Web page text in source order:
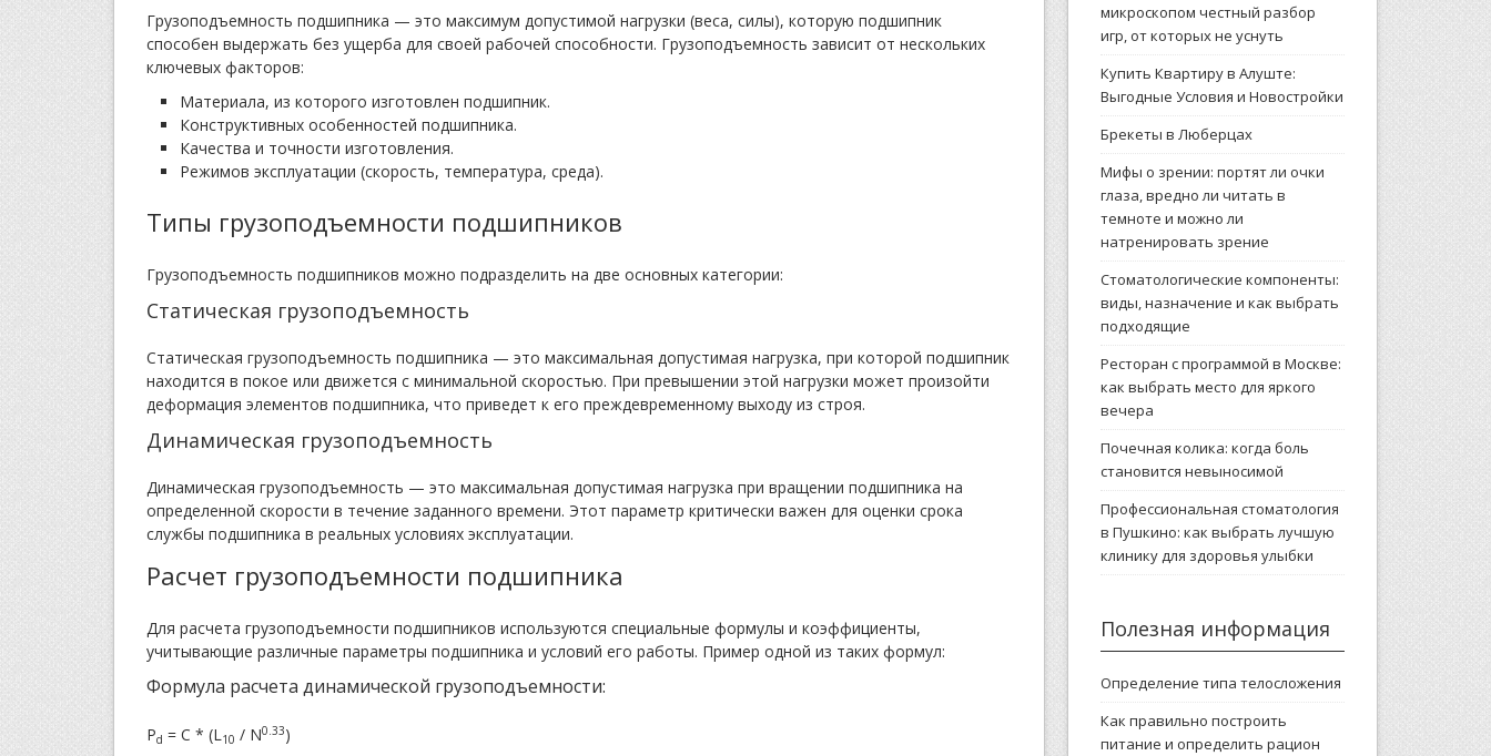
Грузоподъемность подшипника — это максимум допустимой нагрузки (веса, силы), которую подшипник
способен выдержать без ущерба для своей рабочей способности. Грузоподъемность зависит от нескольких
ключевых факторов:
Материала, из которого изготовлен подшипник.
Конструктивных особенностей подшипника.
Качества и точности изготовления.
Режимов эксплуатации (скорость, температура, среда).
Типы грузоподъемности подшипников
Грузоподъемность подшипников можно подразделить на две основных категории:
Статическая грузоподъемность
Статическая грузоподъемность подшипника — это максимальная допустимая нагрузка, при которой подшипник
находится в покое или движется с минимальной скоростью. При превышении этой нагрузки может произойти
деформация элементов подшипника, что приведет к его преждевременному выходу из строя.
Динамическая грузоподъемность
Динамическая грузоподъемность — это максимальная допустимая нагрузка при вращении подшипника на
определенной скорости в течение заданного времени. Этот параметр критически важен для оценки срока
службы подшипника в реальных условиях эксплуатации.
Расчет грузоподъемности подшипника
Для расчета грузоподъемности подшипников используются специальные формулы и коэффициенты,
учитывающие различные параметры подшипника и условий его работы. Пример одной из таких формул:
Формула расчета динамической грузоподъемности:
Pd = C * (L10 / N0.33)
микроскопом честный разбор
игр, от которых не уснуть
Купить Квартиру в Алуште:
Выгодные Условия и Новостройки
Брекеты в Люберцах
Мифы о зрении: портят ли очки
глаза, вредно ли читать в
темноте и можно ли
натренировать зрение
Стоматологические компоненты:
виды, назначение и как выбрать
подходящие
Ресторан с программой в Москве:
как выбрать место для яркого
вечера
Почечная колика: когда боль
становится невыносимой
Профессиональная стоматология
в Пушкино: как выбрать лучшую
клинику для здоровья улыбки
Полезная информация
Определение типа телосложения
Как правильно построить
питание и определить рацион